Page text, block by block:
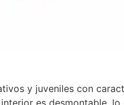
y juveniles con
es desmontable,